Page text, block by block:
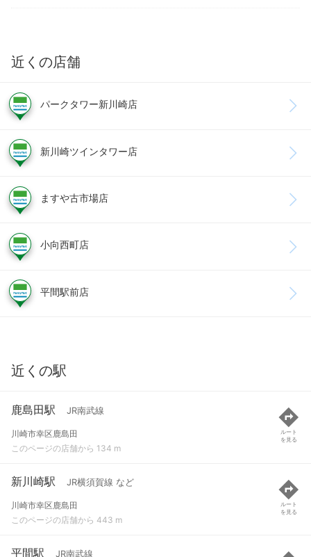
近くの店舗
パークタワー新川崎店
新川崎ツインタワー店
ますや古市場店
小向西町店
平間駅前店
近くの駅
鹿島田駅 JR南武線
川崎市幸区鹿島田
このページの店舗から 134 m
ルート
を見る
新川崎駅 JR横須賀線 など
川崎市幸区鹿島田
このページの店舗から 443 m
ルート
を見る
平間駅 JR南武線